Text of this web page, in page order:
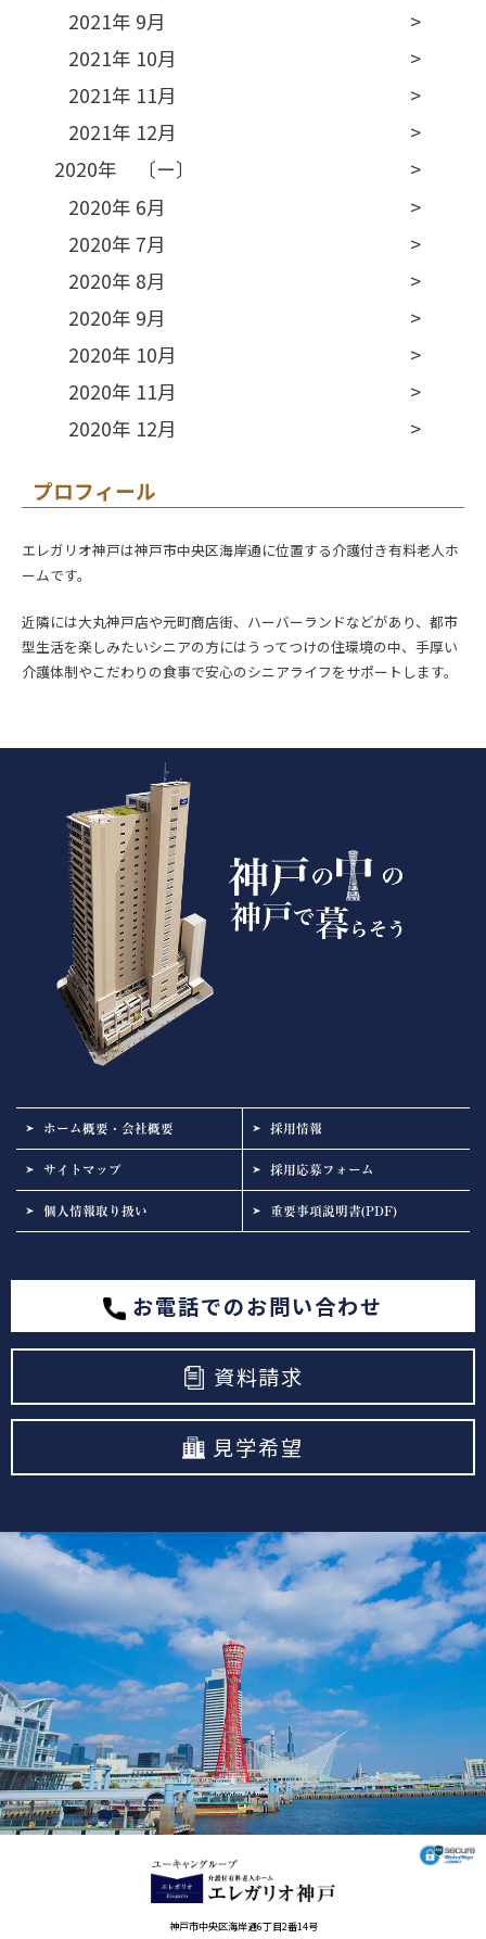
2021年 9月
2021年 10月
2021年 11月
2021年 12月
2020年 〔ー〕
2020年 6月
2020年 7月
2020年 8月
2020年 9月
2020年 10月
2020年 11月
2020年 12月
プロフィール
エレガリオ神戸は神戸市中央区海岸通に位置する介護付き有料老人ホ
ームです。
近隣には大丸神戸店や元町商店街、ハーバーランドなどがあり、都市
型生活を楽しみたいシニアの方にはうってつけの住環境の中、手厚い
介護体制やこだわりの食事で安心のシニアライフをサポートします。
ホーム概要・会社概要 採用情報
サイトマップ 採用応募フォーム
個人情報取り扱い 重要事項説明書(PDF)
お電話でのお問い合わせ
資料請求
見学希望
神戸市中央区海岸通6丁目2番14号